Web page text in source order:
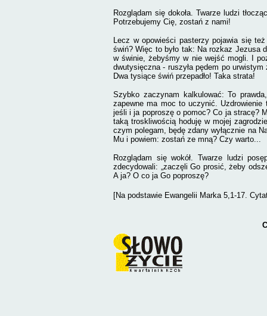
Rozglądam się dokoła. Twarze ludzi
Potrzebujemy Cię, zostań z nami!
Lecz w opowieści pasterzy pojawia się
świń? Więc to było tak: Na rozkaz Jezusa
w świnie, żebyśmy w nie wejść mogli. I
dwutysięczna - ruszyła pędem po urwistym
Dwa tysiące świń przepadło! Taka strata!
Szybko zaczynam kalkulować: To
zapewne ma moc to uczynić. Uzdrowienie
jeśli i ja poproszę o pomoc? Co ja stracę?
taką troskliwością hoduję w mojej
czym polegam, będę zdany wyłącznie na
Mu i powiem: zostań ze mną? Czy warto...
Rozglądam się wokół. Twarze ludzi
zdecydowali: „zaczęli Go prosić, żeby
A ja? O co ja Go poproszę?
[Na podstawie Ewangelii Marka 5,1-17.